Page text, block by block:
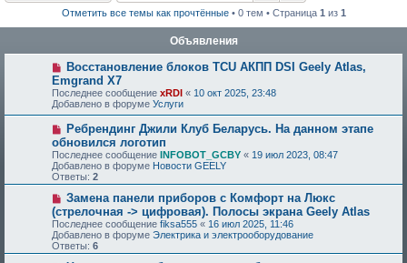
Отметить все темы как прочтённые• 0 тем • Страница 1 из 1
Объявления
Восстановление блоков TCU АКПП DSI Geely Atlas,
Emgrand X7
Последнее сообщение xRDI « 10 окт 2025, 23:48
Добавлено в форуме Услуги
Ребрендинг Джили Клуб Беларусь. На данном этапе
обновился логотип
Последнее сообщение INFOBOT_GCBY « 19 июл 2023, 08:47
Добавлено в форуме Новости GEELY
Ответы: 2
Замена панели приборов с Комфорт на Люкс
(стрелочная -> цифровая). Полосы экрана Geely Atlas
Последнее сообщение fiksa555 « 16 июл 2025, 11:46
Добавлено в форуме Электрика и электрооборудование
Ответы: 6